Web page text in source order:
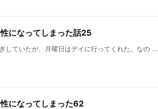
になってしまった話25
していたが、月曜日はデイに行ってくれた。なの ...
になってしまった62